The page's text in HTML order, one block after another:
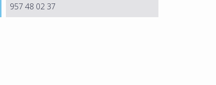
957 48 02 37